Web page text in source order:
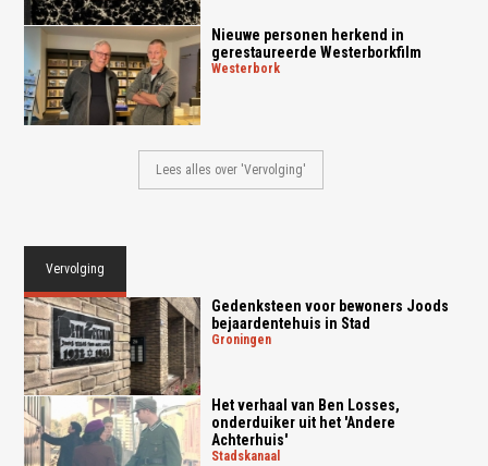
Nieuwe personen herkend in
gerestaureerde Westerborkfilm
westerbork
Lees alles over 'Vervolging'
Vervolging
Gedenksteen voor bewoners Joods
bejaardentehuis in Stad
groningen
Het verhaal van Ben Losses,
onderduiker uit het 'Andere
Achterhuis'
stadskanaal